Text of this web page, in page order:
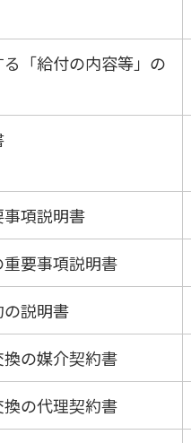
「給付の内容等」の
項説明書
要事項説明書
説明書
の媒介契約書
の代理契約書